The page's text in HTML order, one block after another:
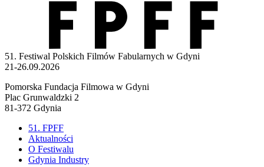
51. Festiwal Polskich Filmów Fabularnych w Gdyni
21-26.09.2026
Pomorska Fundacja Filmowa w Gdyni
Plac Grunwaldzki 2
81-372 Gdynia
51. FPFF
Aktualności
O Festiwalu
Gdynia Industry